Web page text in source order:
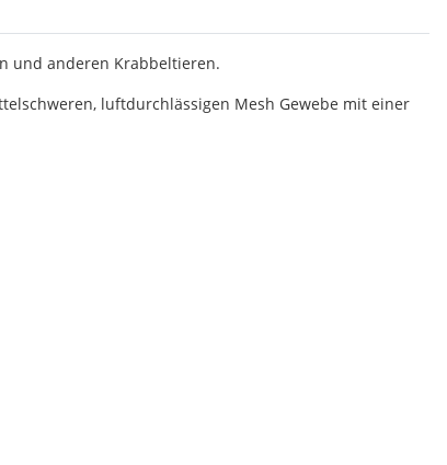
und anderen Krabbeltieren.
luftdurchlässigen Mesh Gewebe mit einer